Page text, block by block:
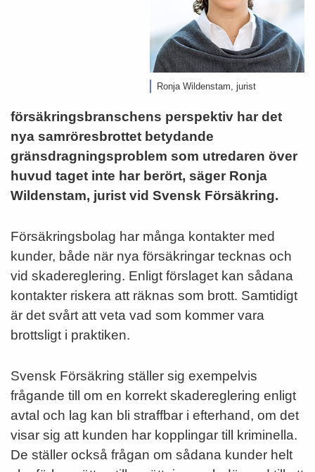
Ronja Wildenstam, jurist
försäkringsbranschens perspektiv har det
nya samröresbrottet betydande
gränsdragningsproblem som utredaren över
huvud taget inte har berört, säger Ronja
Wildenstam, jurist vid Svensk Försäkring.
Försäkringsbolag har många kontakter med
kunder, både när nya försäkringar tecknas och
vid skadereglering. Enligt förslaget kan sådana
kontakter riskera att räknas som brott. Samtidigt
är det svårt att veta vad som kommer vara
brottsligt i praktiken.
Svensk Försäkring ställer sig exempelvis
frågande till om en korrekt skadereglering enligt
avtal och lag kan bli straffbar i efterhand, om det
visar sig att kunden har kopplingar till kriminella.
De ställer också frågan om sådana kunder helt